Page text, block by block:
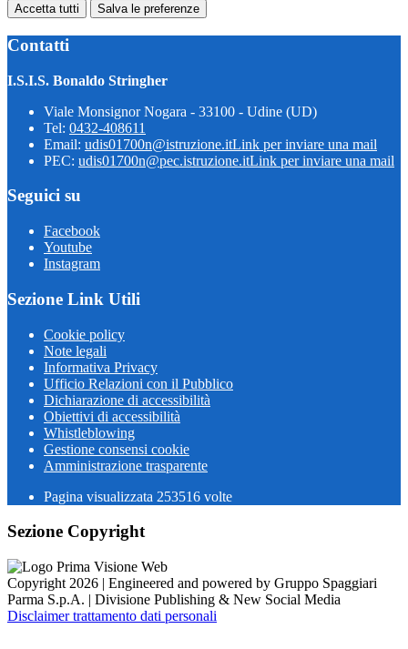
Accetta tutti Salva le preferenze
Contatti
I.S.I.S. Bonaldo Stringher
Viale Monsignor Nogara - 33100 - Udine (UD)
Tel: 0432-408611
Email: udis01700n@istruzione.itLink per inviare una mail
PEC: udis01700n@pec.istruzione.itLink per inviare una mail
Seguici su
Facebook
Youtube
Instagram
Sezione Link Utili
Cookie policy
Note legali
Informativa Privacy
Ufficio Relazioni con il Pubblico
Dichiarazione di accessibilità
Obiettivi di accessibilità
Whistleblowing
Gestione consensi cookie
Amministrazione trasparente
Pagina visualizzata 253516 volte
Sezione Copyright
Copyright 2026 | Engineered and powered by Gruppo Spaggiari
Parma S.p.A. | Divisione Publishing & New Social Media
Disclaimer trattamento dati personali